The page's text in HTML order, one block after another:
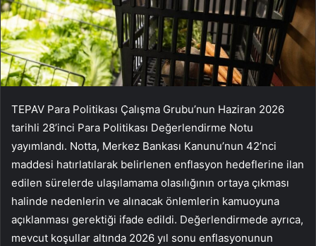
TEPAV Para Politikası Çalışma Grubu’nun Haziran 2026
tarihli 28’inci Para Politikası Değerlendirme Notu
yayımlandı. Notta, Merkez Bankası Kanunu’nun 42’nci
maddesi hatırlatılarak belirlenen enflasyon hedeflerine ilan
edilen sürelerde ulaşılamama olasılığının ortaya çıkması
halinde nedenlerin ve alınacak önlemlerin kamuoyuna
açıklanması gerektiği ifade edildi. Değerlendirmede ayrıca,
mevcut koşullar altında 2026 yıl sonu enflasyonunun